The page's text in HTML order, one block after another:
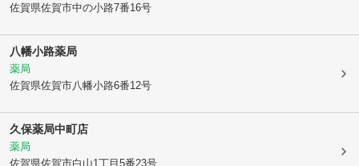
佐賀県佐賀市中の小路7番16号
八幡小路薬局
薬局
佐賀県佐賀市八幡小路6番12号
久保薬局中町店
薬局
佐賀県佐賀市白山1丁目5番23号